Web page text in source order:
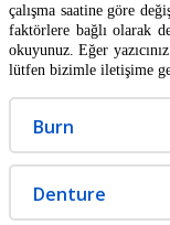
çalışma saatine göre deği
faktörlere bağlı olarak
okuyunuz Eğer yazıcınız
lütfen bizimle iletişime
Burn
Denture